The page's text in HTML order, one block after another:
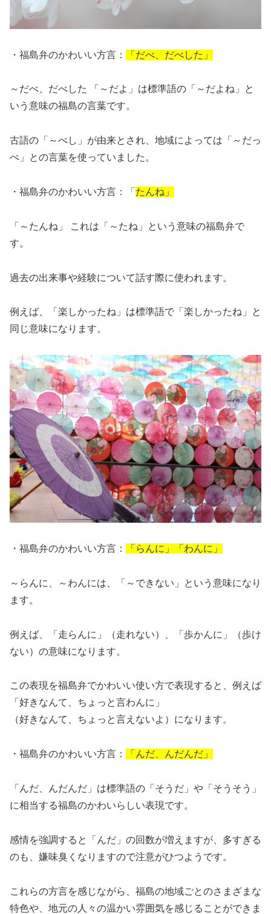
・福島弁のかわいい方言： 「だべ、だべした」
～だべ、だべした 「～だよ」は標準語の「～だよね」と
いう意味の福島の言葉です。
古語の「～べし」が由来とされ、地域によっては「～だっ
ぺ」との言葉を使っていました。
・福島弁のかわいい方言：「 たんね」
「～たんね」 これは「～たね」という意味の福島弁で
す。
過去の出来事や経験について話す際に使われます。
例えば、「楽しかったね」は標準語で「楽しかったね」と
同じ意味になります。
・福島弁のかわいい方言： 「らんに」「わんに」
～らんに、～わんには、「～できない」という意味になり
ます。
例えば、「走らんに」（走れない）、「歩かんに」（歩け
ない）の意味になります。
この表現を福島弁でかわいい使い方で表現すると、例えば
「好きなんて、ちょっと言わんに」
（好きなんて、ちょっと言えないよ）になります。
・福島弁のかわいい方言： 「んだ、んだんだ」
「んだ、んだんだ」は標準語の「そうだ」や「そうそう」
に相当する福島のかわいらしい表現です。
感情を強調すると「んだ」の回数が増えますが、多すぎる
のも、嫌味臭くなりますので注意がひつようです。
これらの方言を感じながら、福島の地域ごとのさまざまな
特色や、地元の人々の温かい雰囲気を感じることができま